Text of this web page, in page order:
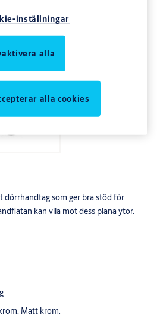
dörrhandtag som ger bra stöd för
kan vila mot dess plana ytor.
Matt krom.
inställningar
alla
alla cookies